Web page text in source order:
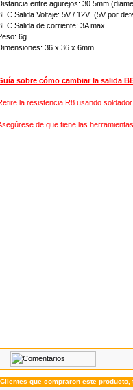
entre agurejos: 30.5mm
Salida Voltaje: 5V / 12V (5V por
Salida de corriente: 3A max
6g
36 x 36 x 6mm
sobre cómo cambiar la salida
la resistencia R8 usando soldador
de que tiene las
Clientes que compraron este producto,